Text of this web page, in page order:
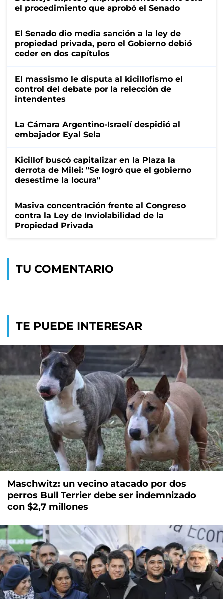
el procedimiento que aprobó el Senado
El Senado dio media sanción a la ley de
propiedad privada, pero el Gobierno debió
ceder en dos capítulos
El massismo le disputa al kicillofismo el
control del debate por la relección de
intendentes
La Cámara Argentino-Israelí despidió al
embajador Eyal Sela
Kicillof buscó capitalizar en la Plaza la
derrota de Milei: "Se logró que el gobierno
desestime la locura"
Masiva concentración frente al Congreso
contra la Ley de Inviolabilidad de la
Propiedad Privada
TU COMENTARIO
TE PUEDE INTERESAR
Maschwitz: un vecino atacado por dos
perros Bull Terrier debe ser indemnizado
con $2,7 millones